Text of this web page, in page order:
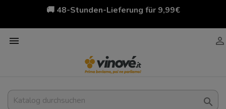
🚚 48-Stunden-Lieferung für 9,99€
 
